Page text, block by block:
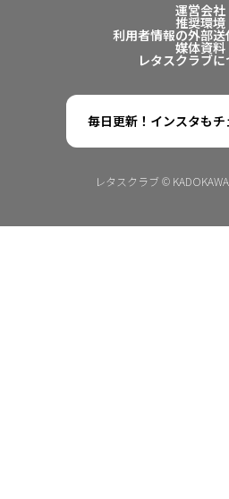
運営会社
推奨環境
利用者情報の外部
媒体資料
レタスクラブ
毎日更新！インスタもチ
レタスクラブ ©